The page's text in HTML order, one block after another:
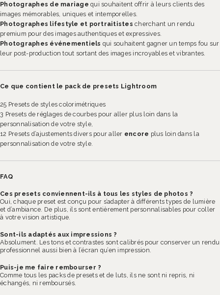
Photographes de mariage qui souhaitent offrir à leurs clients des
images mémorables, uniques et intemporelles.
Photographes lifestyle et portraitistes cherchant un rendu
premium pour des images authentiques et expressives.
Photographes événementiels qui souhaitent gagner un temps fou sur
leur post-production tout sortant des images incroyables et vibrantes.
Ce que contient le pack de presets Lightroom
25 Presets de styles colorimétriques
3 Presets de réglages de courbes pour aller plus loin dans la
personnalisation de votre style,
12 Presets d’ajustements divers pour aller encore plus loin dans la
personnalisation de votre style.
FAQ
Ces presets conviennent-ils à tous les styles de photos ?
Oui, chaque preset est conçu pour s’adapter à différents types de lumière
et d’ambiance. De plus, ils sont entièrement personnalisables pour coller
à votre vision artistique.
Sont-ils adaptés aux impressions ?
Absolument. Les tons et contrastes sont calibrés pour conserver un rendu
professionnel aussi bien à l’écran qu’en impression.
Puis-je me faire rembourser ?
Comme tous les packs de presets et de luts, ils ne sont ni repris, ni
échangés, ni remboursés.